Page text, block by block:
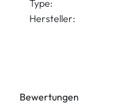
Type:
Hersteller:
Bewertungen